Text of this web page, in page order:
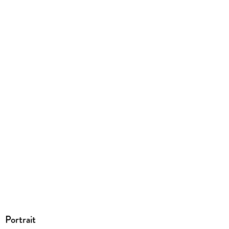
Portrait